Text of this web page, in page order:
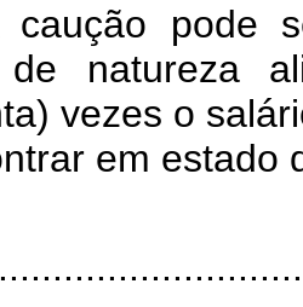
pode
de natureza
vezes o
em estado